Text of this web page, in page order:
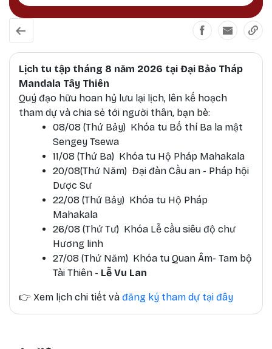
Lịch tu tập tháng 8 năm 2026 tại Đại Bảo Tháp
Mandala Tây Thiên
Quý đạo hữu hoan hỷ lưu lại lịch, lên kế hoạch
tham dự và chia sẻ tới người thân, bạn bè:
08/08 (Thứ Bảy) Khóa tu Bố thí Ba la mật
Sengey Tsewa
11/08 (Thứ Ba) Khóa tu Hộ Pháp Mahakala
20/08(Thứ Năm) Đại đàn Cầu an - Pháp hội
Dược Sư
22/08 (Thứ Bảy) Khóa tu Hộ Pháp
Mahakala
26/08 (Thứ Tư) Khóa Lễ cầu siêu độ chư
Hương linh
27/08 (Thứ Năm) Khóa tu Quan Âm- Tam bộ
Tài Thiên - Lễ Vu Lan
👉 Xem lịch chi tiết và đăng ký tham dự tại đây